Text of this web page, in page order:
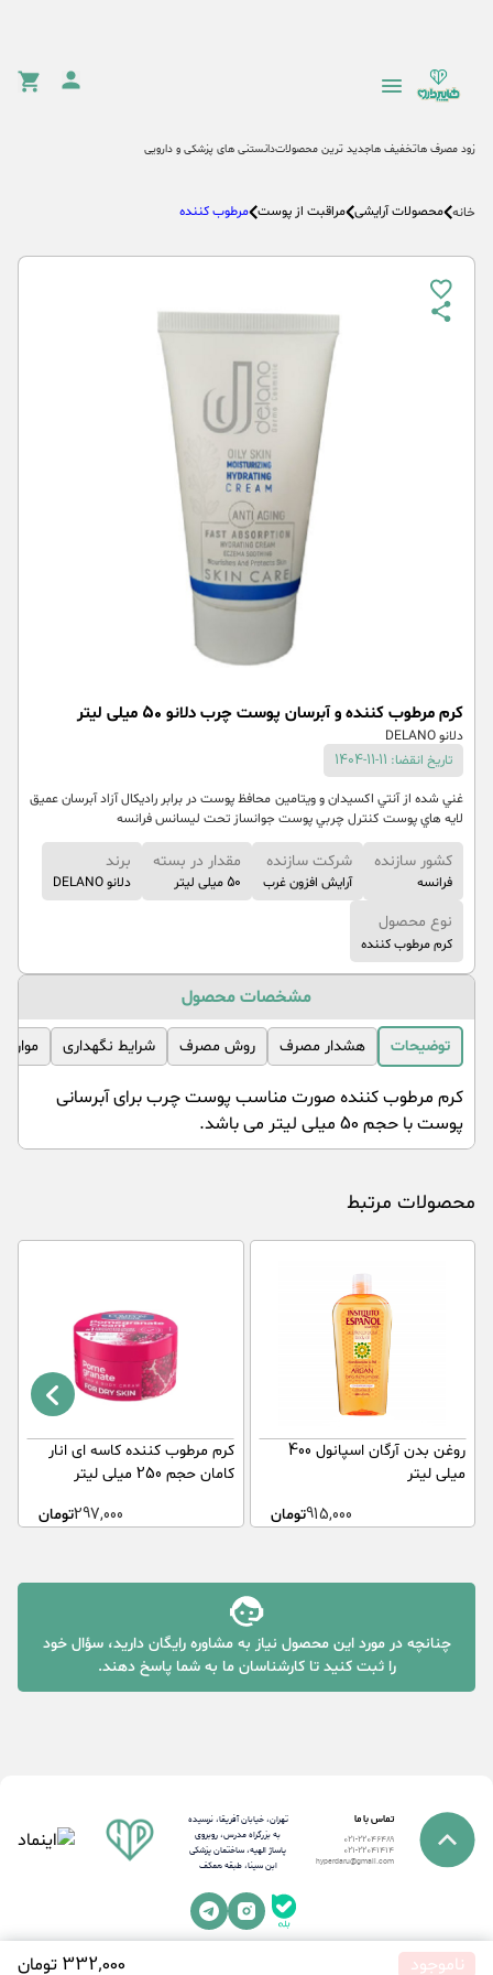
زود مصرف هاتخفیف هاجدید ترین محصولاتدانستنی های پزشکی و دارویی
خانه محصولات آرایشی مراقبت از پوست مرطوب کننده
كرم مرطوب كننده و آبرسان پوست چرب دلانو 50 میلی لیتر
دلانو DELANO
تاریخ انقضا: 11-11-1404
غني شده از آنتي اكسيدان و ويتامين محافظ پوست در برابر راديكال آزاد آبرسان عميق
لايه هاي پوست كنترل چربي پوست جوانساز تحت لیسانس فرانسه
کشور سازنده
فرانسه
شرکت سازنده
آرایش افزون غرب
مقدار در بسته
50 میلی لیتر
برند
دلانو DELANO
نوع محصول
کرم مرطوب کننده
مشخصات محصول
توضیحات هشدار مصرف روش مصرف شرایط نگهداری
کرم مرطوب کننده صورت مناسب پوست چرب برای آبرسانی
پوست با حجم 50 میلی لیتر می باشد.
محصولات مرتبط
روغن بدن آرگان اسپانول 400
میلی لیتر
915,000تومان
کرم مرطوب کننده کاسه ای انار
کامان حجم 250 میلی لیتر
297,000تومان
چنانچه در مورد این محصول نیاز به مشاوره رایگان دارید، سؤال خود
را ثبت کنید تا کارشناسان ما به شما پاسخ دهند.
ناموجود 332٬000 تومان
تماس با ما
021-22046489
021-22041414
hyperdaru@gmail.com
تهران، خیابان آفریقا، نرسیده
به بزرگراه مدرس، روبروی
پاساژ الهیه، ساختمان پزشکی
ابن سینا، طبقه همکف
تمامی حقوق این وبسایت برای داروخانه اینترنتی هایپردارو محفوظ است.